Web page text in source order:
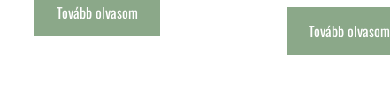
Tovább olvasom
Tovább olvasom